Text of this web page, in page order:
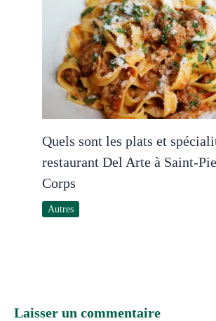
Quels sont les plats et
restaurant Del Arte à Saint-
Corps
Autres
Laisser un commentaire